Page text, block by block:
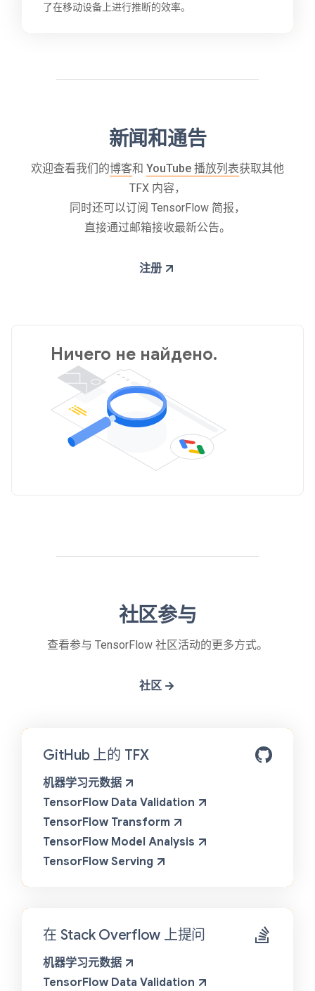
了在移动设备上进行推断的效率。
新闻和通告
欢迎查看我们的博客和 YouTube 播放列表获取其他
TFX 内容，
同时还可以订阅 TensorFlow 简报，
直接通过邮箱接收最新公告。
注册
Ничего не найдено.
社区参与
查看参与 TensorFlow 社区活动的更多方式。
社区
GitHub 上的 TFX
机器学习元数据
TensorFlow Data Validation
TensorFlow Transform
TensorFlow Model Analysis
TensorFlow Serving
在 Stack Overflow 上提问
机器学习元数据
TensorFlow Data Validation